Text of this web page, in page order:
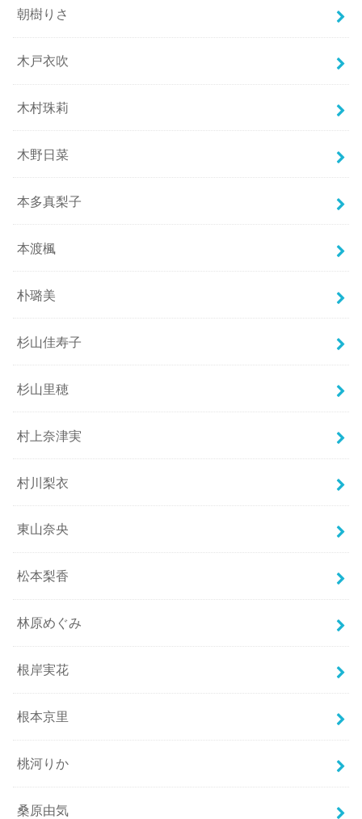
朝樹りさ
木戸衣吹
木村珠莉
木野日菜
本多真梨子
本渡楓
朴璐美
杉山佳寿子
杉山里穂
村上奈津実
村川梨衣
東山奈央
松本梨香
林原めぐみ
根岸実花
根本京里
桃河りか
桑原由気